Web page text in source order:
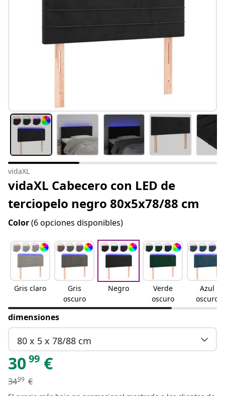
vidaXL
vidaXL Cabecero con LED de
terciopelo negro 80x5x78/88 cm
Color(6 opciones disponibles)
Gris claro
Gris
oscuro
Negro
Verde
oscuro
Azul
oscuro
dimensiones
80 x 5 x 78/88 cm
3099 €
3499 €